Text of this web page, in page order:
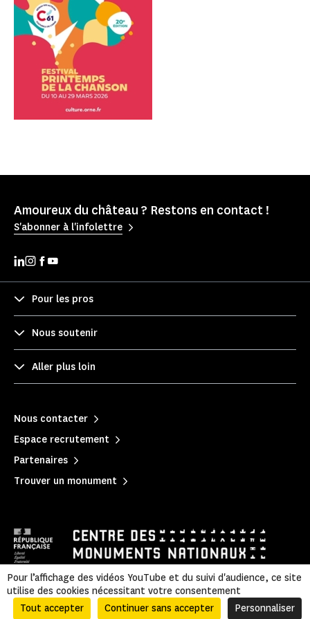
Amoureux du château ? Restons en contact !
S'abonner à l'infolettre
Pour les pros
Nous soutenir
Aller plus loin
Nous contacter
Espace recrutement
Partenaires
Trouver un monument
Mentions légales Politique de confidentialité
|
Informations légales et administratives
| Accessibilité | Plan du site
Pour l’affichage des vidéos YouTube et du suivi d'audience, ce site
utilise des cookies nécessitant votre consentement
Tout accepter
Continuer sans accepter Personnaliser